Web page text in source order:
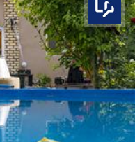
بوم ما